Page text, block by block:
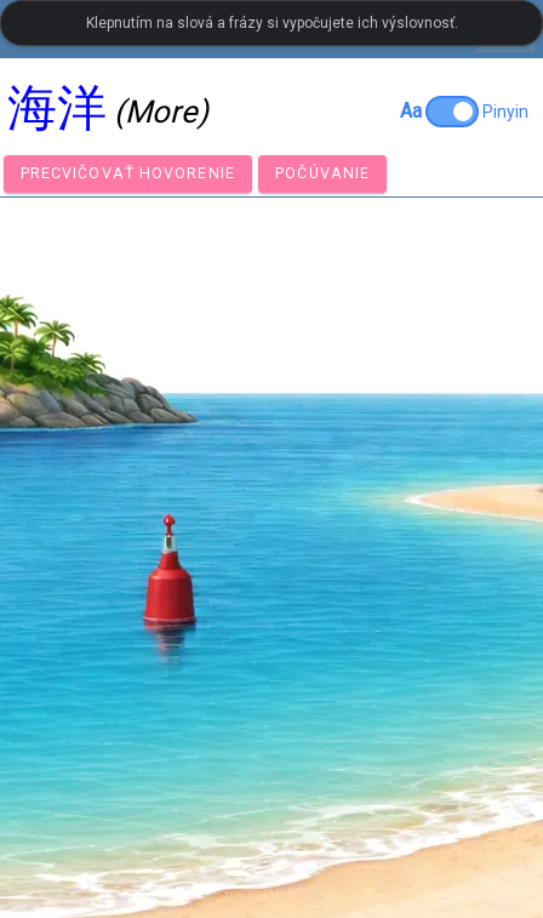
LanguageGuide.org•Čínsky vizuálny slovník
海洋 (More) Aa Pinyin
PRECVIČOVAŤ HOVORENIE POČÚVANIE
Klepnutím na slová a frázy si vypočujete ich výslovnosť.